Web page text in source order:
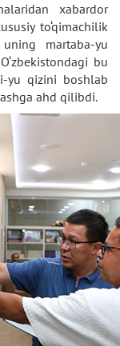
xabardor
to‘qimachilik
martaba-yu
bu
yu qizini boshlab
ahd qilibdi.